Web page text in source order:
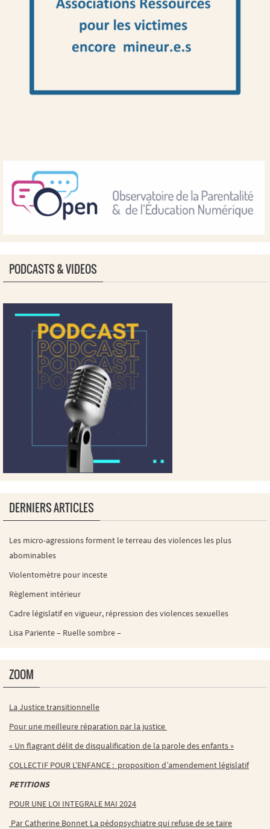
PODCASTS & VIDEOS
DERNIERS ARTICLES
Les micro-agressions forment le terreau des violences les plus
abominables
Violentomètre pour inceste
Règlement intérieur
Cadre législatif en vigueur, répression des violences sexuelles
Lisa Pariente – Ruelle sombre –
ZOOM
La Justice transitionnelle
Pour une meilleure réparation par la justice
« Un flagrant délit de disqualification de la parole des enfants »
COLLECTIF POUR L’ENFANCE : proposition d’amendement législatif
PETITIONS
POUR UNE LOI INTEGRALE MAI 2024
Par Catherine Bonnet La pédopsychiatre qui refuse de se taire